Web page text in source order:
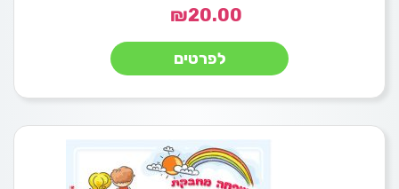
₪20.00
לפרטים